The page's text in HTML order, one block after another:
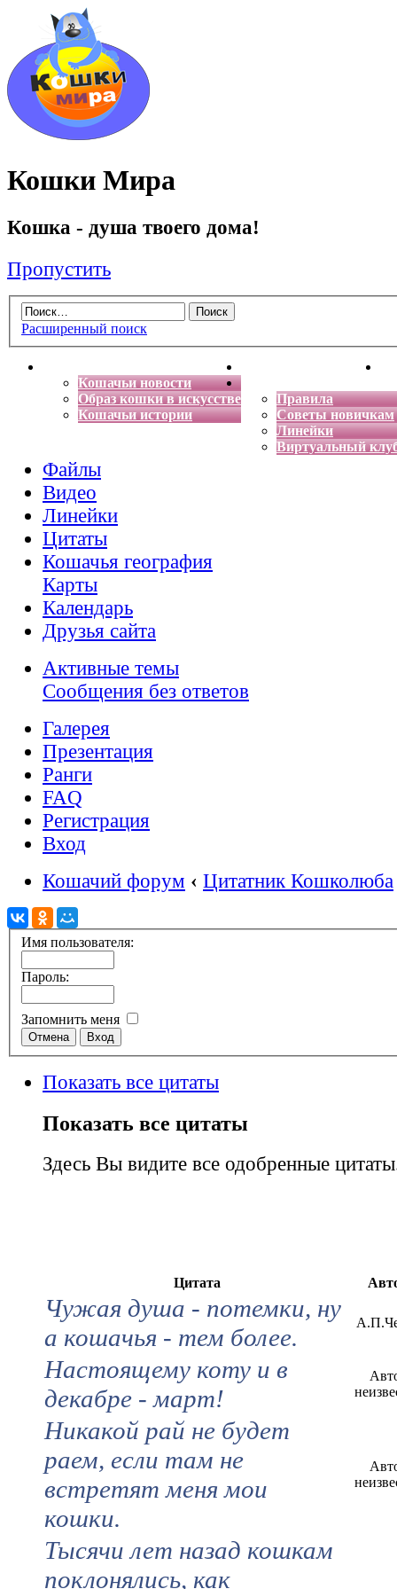
Кошки Мира
Кошка - душа твоего дома!
Пропустить
Расширенный поиск
Кошачьи новости
Образ кошки в искусстве
Кошачьи истории
Энциклопедия кошек
Правила
Советы новичкам
Линейки
Виртуальный
Файлы
Видео
Линейки
Цитаты
Кошачья география
Карты
Календарь
Друзья сайта
Активные темы
Сообщения без ответов
Галерея
Презентация
Ранги
FAQ
Регистрация
Вход
Кошачий форум ‹ Цитатник Кошколюба
Имя пользователя:
Пароль:
Запомнить меня
Показать все цитаты
Показать все цитаты
Здесь Вы видите все одобренные
Цитата
Чужая душа - потемки, ну
а кошачья - тем более.
Настоящему коту и в
декабре - март!
Никакой рай не будет
раем, если там не
встретят меня мои
кошки.
Тысячи лет назад кошкам
поклонялись, как